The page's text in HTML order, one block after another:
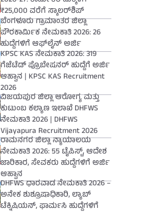
₹25,000 ವರೆಗೆ ಸ್ಕಾಲರ್‌ಶಿಪ್
ಬೆಂಗಳೂರು ಗ್ರಾಮಾಂತರ ಜಿಲ್ಲಾ
ಪೌರಕಾರ್ಮಿಕ ನೇಮಕಾತಿ 2026: 26
ಹುದ್ದೆಗಳಿಗೆ ಆಫ್‌ಲೈನ್ ಅರ್ಜಿ
KPSC KAS ನೇಮಕಾತಿ 2026: 319
ಗೆಜೆಟೆಡ್ ಪ್ರೊಬೇಷನರ್ ಹುದ್ದೆಗೆ ಅರ್ಜಿ
ಆಹ್ವಾನ | KPSC KAS Recruitment
2026
ವಿಜಯಪುರ ಜಿಲ್ಲಾ ಆರೋಗ್ಯ ಮತ್ತು
ಕುಟುಂಬ ಕಲ್ಯಾಣ ಇಲಾಖೆ DHFWS
ನೇಮಕಾತಿ 2026 | DHFWS
Vijayapura Recruitment 2026
ರಾಮನಗರ ಜಿಲ್ಲಾ ನ್ಯಾಯಾಲಯ
ನೇಮಕಾತಿ 2026: 55 ಟೈಪಿಸ್ಟ್, ಆದೇಶ
ಜಾರಿಕಾರ, ಸೇವಕರು ಹುದ್ದೆಗಳಿಗೆ ಅರ್ಜಿ
ಆಹ್ವಾನ
DHFWS ಧಾರವಾಡ ನೇಮಕಾತಿ 2026 –
ಅನೇಕ ಶುಶ್ರೂಷಾಧಿಕಾರಿ, ಲ್ಯಾಬ್
ಟೆಕ್ನಿಷಿಯನ್, ಫಾರ್ಮಸಿ ಹುದ್ದೆಗಳಿಗೆ